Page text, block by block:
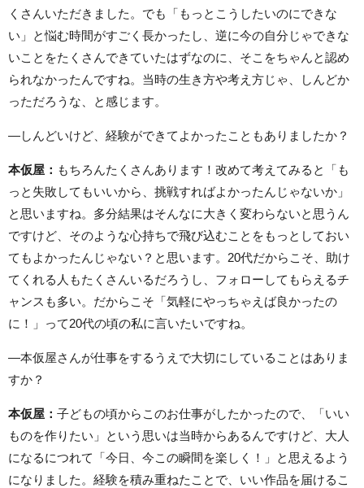
くさんいただきました。でも「もっとこうしたいのにできな
い」と悩む時間がすごく長かったし、逆に今の自分じゃできな
いことをたくさんできていたはずなのに、そこをちゃんと認め
られなかったんですね。当時の生き方や考え方じゃ、しんどか
っただろうな、と感じます。
―しんどいけど、経験ができてよかったこともありましたか？
本仮屋： もちろんたくさんあります！改めて考えてみると「も
っと失敗してもいいから、挑戦すればよかったんじゃないか」
と思いますね。多分結果はそんなに大きく変わらないと思うん
ですけど、そのような心持ちで飛び込むことをもっとしておい
てもよかったんじゃない？と思います。20代だからこそ、助け
てくれる人もたくさんいるだろうし、フォローしてもらえるチ
ャンスも多い。だからこそ「気軽にやっちゃえば良かったの
に！」って20代の頃の私に言いたいですね。
―本仮屋さんが仕事をするうえで大切にしていることはありま
すか？
本仮屋： 子どもの頃からこのお仕事がしたかったので、「いい
ものを作りたい」という思いは当時からあるんですけど、大人
になるにつれて「今日、今この瞬間を楽しく！」と思えるよう
になりました。経験を積み重ねたことで、いい作品を届けるこ